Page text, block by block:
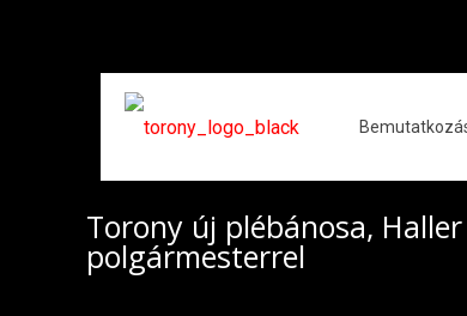
Torony új plébánosa,
polgármesterrel